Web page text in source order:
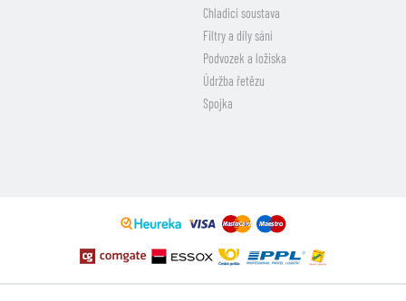
Chladicí soustava
Filtry a díly sání
Podvozek a ložiska
Údržba řetězu
Spojka